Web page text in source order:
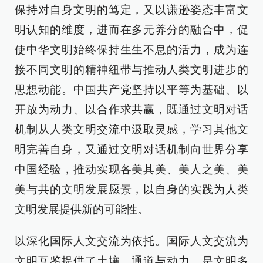
保持对自身文明的笃定，又以谦逊姿态丰富文
明认知的维度，进而在多元养分的融合中，促
使中华文明始终保持生生不息的活力，成为连
接不同文明的精神纽带与推动人类文明进步的
思想动能。中国共产党坚持以平等为基础、以
开放为动力、以合作求共赢，既通过文明对话
机制从人类文明交流中汲取灵感，学习其他文
明完善自身，又通过文明对话机制向世界分享
中国经验，推动实现各美其美、美人之美、美
美与共的文明发展愿景，以自身的实践为人类
文明发展提供新的可能性。
以深化国际人文交流为依托。国际人文交流为